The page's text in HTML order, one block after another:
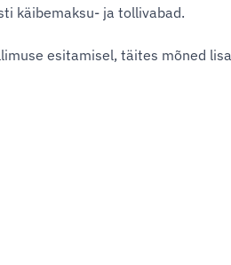
käibemaksu- ja tollivabad.
esitamisel, täites mõned